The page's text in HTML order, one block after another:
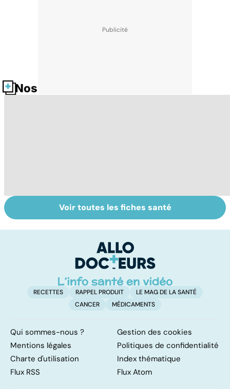
Nos fiches santé
Tout savoir sur le
cancer de la
Le TDAH, un
trouble de
ou sans
hyperactivité
Voir toutes les fiches santé
RECETTES RAPPEL PRODUIT
LE MAG DE LA SANTÉ
CANCER
MÉDICAMENTS
Qui sommes-nous ?
Gestion des cookies
Mentions légales
Politiques de confidentialité
Charte d'utilisation
Index thématique
Flux RSS
Flux Atom